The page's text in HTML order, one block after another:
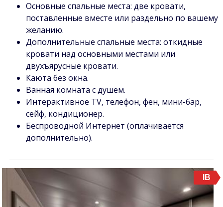
Основные спальные места: две кровати,
поставленные вместе или раздельно по вашему
желанию.
Дополнительные спальные места: откидные
кровати над основными местами или
двухъярусные кровати.
Каюта без окна.
Ванная комната с душем.
Интерактивное TV, телефон, фен, мини-бар,
сейф, кондиционер.
Беспроводной Интернет (оплачивается
дополнительно).
IB